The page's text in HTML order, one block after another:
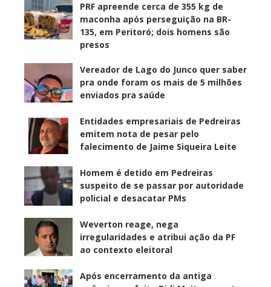
PRF apreende cerca de 355 kg de
maconha após perseguição na BR-
135, em Peritoró; dois homens são
presos
Vereador de Lago do Junco quer saber
pra onde foram os mais de 5 milhões
enviados pra saúde
Entidades empresariais de Pedreiras
emitem nota de pesar pelo
falecimento de Jaime Siqueira Leite
Homem é detido em Pedreiras
suspeito de se passar por autoridade
policial e desacatar PMs
Weverton reage, nega
irregularidades e atribui ação da PF
ao contexto eleitoral
Após encerramento da antiga